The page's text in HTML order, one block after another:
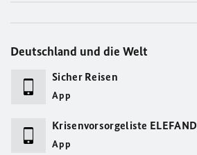
Deutschland und die Welt
Sicher Reisen
App
Krisenvorsorgeliste ELEFAND
App